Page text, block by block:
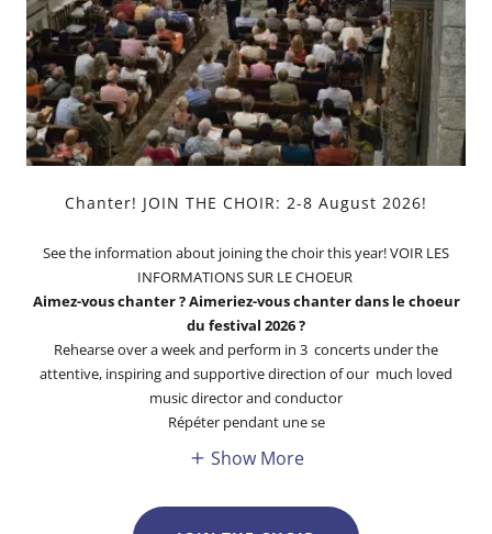
Chanter! JOIN THE CHOIR: 2-8 August 2026!
See the information about joining the choir this year! VOIR LES
INFORMATIONS SUR LE CHOEUR
Aimez-vous chanter ? Aimeriez-vous chanter dans le choeur
du festival 2026 ?
Rehearse over a week and perform in 3 concerts under the
attentive, inspiring and supportive direction of our much loved
music director and conductor
Répéter pendant une se
Show More